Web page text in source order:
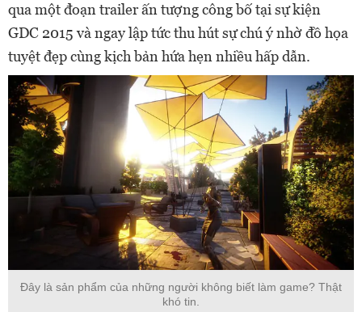
qua một đoạn trailer ấn tượng công bố tại sự kiện
GDC 2015 và ngay lập tức thu hút sự chú ý nhờ đồ họa
tuyệt đẹp cùng kịch bản hứa hẹn nhiều hấp dẫn.
Đây là sản phẩm của những người không biết làm game? Thật
khó tin.